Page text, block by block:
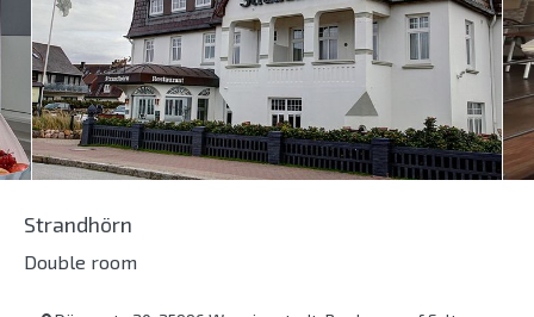
Strandhörn
Double room